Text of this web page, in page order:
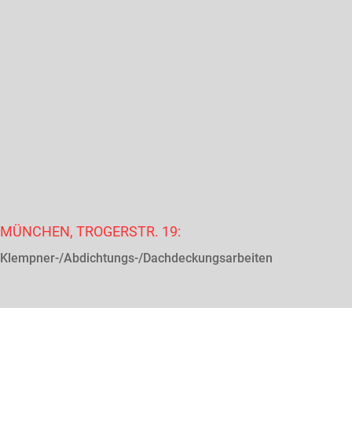
MÜNCHEN, TROGERSTR. 19:
Klempner-/Abdichtungs-/Dachdeckungsarbeiten